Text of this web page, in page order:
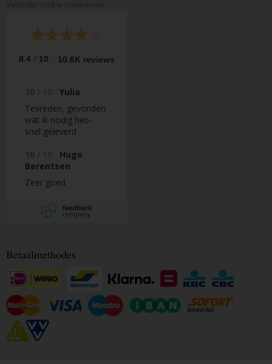
8.4 / 10 10.6K reviews
10 / 10
Yulia
Tevreden, gevonden
wat ik nodig heb-
snel geleverd
order was.
10 / 10
Hugo
Berentsen
Zeer goed
Betaalmethodes